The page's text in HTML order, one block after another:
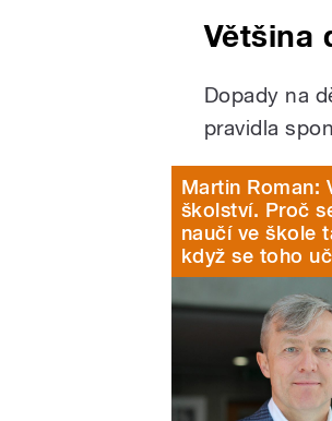
Většina
Dopady na
pravidla
Martin Roman:
školství. Proč
naučí ve škole
když se toho